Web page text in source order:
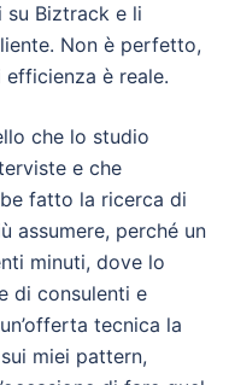
Biztrack e li
Non è perfetto,
è reale.
che lo studio
e che
fatto la ricerca di
assumere, perché un
minuti, dove lo
di consulenti e
tecnica la
miei pattern,